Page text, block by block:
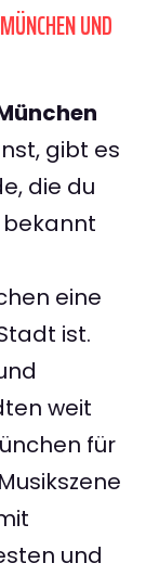
UND
gibt es
die du
eine
ist.
weit
für
und